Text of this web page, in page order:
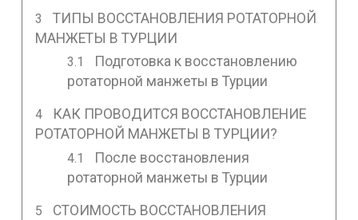
ТИПЫ ВОССТАНОВЛЕНИЯ РОТАТОРНОЙ
МАНЖЕТЫ В ТУРЦИИ
Подготовка к восстановлению
ротаторной манжеты в Турции
КАК ПРОВОДИТСЯ ВОССТАНОВЛЕНИЕ
РОТАТОРНОЙ МАНЖЕТЫ В ТУРЦИИ?
После восстановления
ротаторной манжеты в Турции
СТОИМОСТЬ ВОССТАНОВЛЕНИЯ